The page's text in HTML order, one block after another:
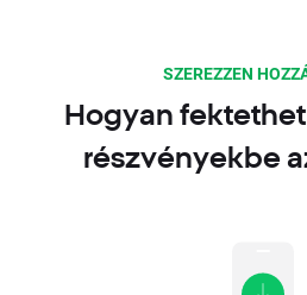
SZEREZZEN
Hogyan
részvényekbe